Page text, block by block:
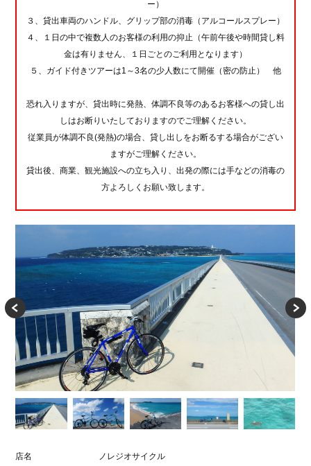
ー）
３、貸出車両のハンドル、グリップ部の消毒（アルコールスプレー）
４、１日の中で複数人のお客様の利用の抑止（午前午後や時間貸し料
金は有りません、１日ごとのご利用となります）
５、ガイド付きツアーは1～3名の少人数にて開催（密の防止） 他
恐れ入りますが、貸出時に発熱、体調不良等のあるお客様への貸し出
しはお断りいたしておりますのでご理解ください。
従業員が体調不良(発熱)の場合、貸し出しをお断るする場合がござい
ますがご理解ください。
貸出後、商業、観光施設への立ち入り、出発の際には手などの消毒の
方よろしくお願い致します。
店名 ノレジオサイクル